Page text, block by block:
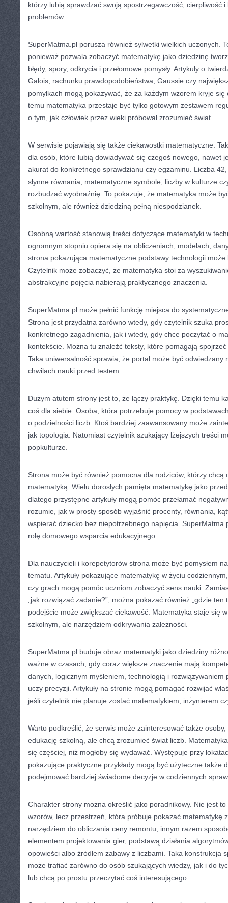
którzy lubią sprawdzać swoją spostrzegawczość, cierpliwość
problemów.
SuperMatma.pl porusza również sylwetki wielkich uczonych.
ponieważ pozwala zobaczyć matematykę jako dziedzinę
błędy, spory, odkrycia i przełomowe pomysły. Artykuły o
Galois, rachunku prawdopodobieństwa, Gaussie czy
pomyłkach mogą pokazywać, że za każdym wzorem kryje
temu matematyka przestaje być tylko gotowym zestawem
o tym, jak człowiek przez wieki próbował zrozumieć świat.
W serwisie pojawiają się także ciekawostki matematyczne.
dla osób, które lubią dowiadywać się czegoś nowego, nawet
akurat do konkretnego sprawdzianu czy egzaminu. Liczba
słynne równania, matematyczne symbole, liczby w kulturze
rozbudzać wyobraźnię. To pokazuje, że matematyka może
szkolnym, ale również dziedziną pełną niespodzianek.
Osobną wartość stanowią treści dotyczące matematyki w
ogromnym stopniu opiera się na obliczeniach, modelach,
strona pokazująca matematyczne podstawy technologii
Czytelnik może zobaczyć, że matematyka stoi za
abstrakcyjne pojęcia nabierają praktycznego znaczenia.
SuperMatma.pl może pełnić funkcję miejsca do
Strona jest przydatna zarówno wtedy, gdy czytelnik szuka
konkretnego zagadnienia, jak i wtedy, gdy chce poczytać o
kontekście. Można tu znaleźć teksty, które pomagają
Taka uniwersalność sprawia, że portal może być odwiedzany
chwilach nauki przed testem.
Dużym atutem strony jest to, że łączy praktykę. Dzięki temu
coś dla siebie. Osoba, która potrzebuje pomocy w
o podzielności liczb. Ktoś bardziej zaawansowany może
jak topologia. Natomiast czytelnik szukający lżejszych treści
popkulturze.
Strona może być również pomocna dla rodziców, którzy chcą
matematyką. Wielu dorosłych pamięta matematykę jako
dlatego przystępne artykuły mogą pomóc przełamać
rozumie, jak w prosty sposób wyjaśnić procenty, równania,
wspierać dziecko bez niepotrzebnego napięcia.
rolę domowego wsparcia edukacyjnego.
Dla nauczycieli i korepetytorów strona może być pomysłem
tematu. Artykuły pokazujące matematykę w życiu
czy grach mogą pomóc uczniom zobaczyć sens nauki.
„jak rozwiązać zadanie?”, można pokazać również „gdzie
podejście może zwiększać ciekawość. Matematyka staje się
szkolnym, ale narzędziem odkrywania zależności.
SuperMatma.pl buduje obraz matematyki jako dziedziny
ważne w czasach, gdy coraz większe znaczenie mają
danych, logicznym myśleniem, technologią i rozwiązywaniem
uczy precyzji. Artykuły na stronie mogą pomagać rozwijać
jeśli czytelnik nie planuje zostać matematykiem, inżynierem
Warto podkreślić, że serwis może zainteresować także osoby,
edukację szkolną, ale chcą zrozumieć świat liczb.
się częściej, niż mogłoby się wydawać. Występuje przy
pokazujące praktyczne przykłady mogą być użyteczne także
podejmować bardziej świadome decyzje w codziennych
Charakter strony można określić jako poradnikowy. Nie jest to
wzorów, lecz przestrzeń, która próbuje pokazać matematykę
narzędziem do obliczania ceny remontu, innym razem
elementem projektowania gier, podstawą działania
opowieści albo źródłem zabawy z liczbami. Taka konstrukcja
może trafiać zarówno do osób szukających wiedzy, jak i do
lub chcą po prostu przeczytać coś interesującego.